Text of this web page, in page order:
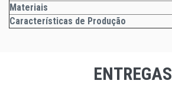
Materiais
Características de Produção
ENTREGAS